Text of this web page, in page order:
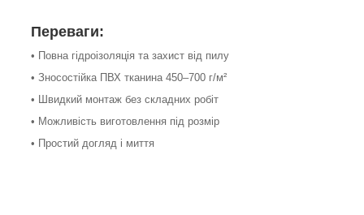
Переваги:
• Повна гідроізоляція та захист від пилу
• Зносостійка ПВХ тканина 450–700 г/м²
• Швидкий монтаж без складних робіт
• Можливість виготовлення під розмір
• Простий догляд і миття